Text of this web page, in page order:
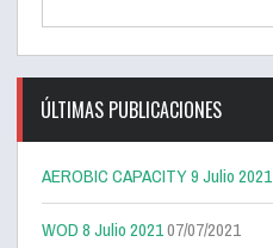
ÚLTIMAS PUBLICACIONES
AEROBIC CAPACITY 9 Julio 2021
WOD 8 Julio 202107/07/2021